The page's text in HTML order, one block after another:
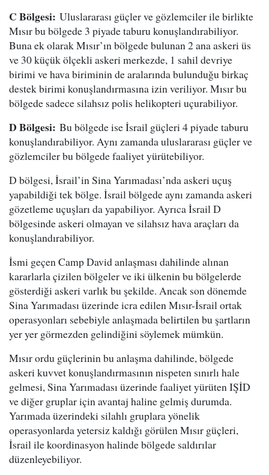
C Bölgesi: Uluslararası güçler ve gözlemciler ile birlikte
Mısır bu bölgede 3 piyade taburu konuşlandırabiliyor.
Buna ek olarak Mısır’ın bölgede bulunan 2 ana askeri üs
ve 30 küçük ölçekli askeri merkezde, 1 sahil devriye
birimi ve hava biriminin de aralarında bulunduğu birkaç
destek birimi konuşlandırmasına izin veriliyor. Mısır bu
bölgede sadece silahsız polis helikopteri uçurabiliyor.
D Bölgesi: Bu bölgede ise İsrail güçleri 4 piyade taburu
konuşlandırabiliyor. Aynı zamanda uluslararası güçler ve
gözlemciler bu bölgede faaliyet yürütebiliyor.
D bölgesi, İsrail’in Sina Yarımadası’nda askeri uçuş
yapabildiği tek bölge. İsrail bölgede aynı zamanda askeri
gözetleme uçuşları da yapabiliyor. Ayrıca İsrail D
bölgesinde askeri olmayan ve silahsız hava araçları da
konuşlandırabiliyor.
İsmi geçen Camp David anlaşması dahilinde alınan
kararlarla çizilen bölgeler ve iki ülkenin bu bölgelerde
gösterdiği askeri varlık bu şekilde. Ancak son dönemde
Sina Yarımadası üzerinde icra edilen Mısır-İsrail ortak
operasyonları sebebiyle anlaşmada belirtilen bu şartların
yer yer görmezden gelindiğini söylemek mümkün.
Mısır ordu güçlerinin bu anlaşma dahilinde, bölgede
askeri kuvvet konuşlandırmasının nispeten sınırlı hale
gelmesi, Sina Yarımadası üzerinde faaliyet yürüten IŞİD
ve diğer gruplar için avantaj haline gelmiş durumda.
Yarımada üzerindeki silahlı gruplara yönelik
operasyonlarda yetersiz kaldığı görülen Mısır güçleri,
İsrail ile koordinasyon halinde bölgede saldırılar
düzenleyebiliyor.